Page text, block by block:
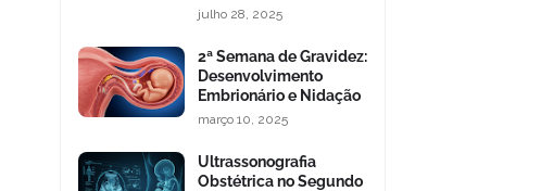
julho 28, 2025
2ª Semana de Gravidez:
Desenvolvimento
Embrionário e Nidação
março 10, 2025
Ultrassonografia
Obstétrica no Segundo